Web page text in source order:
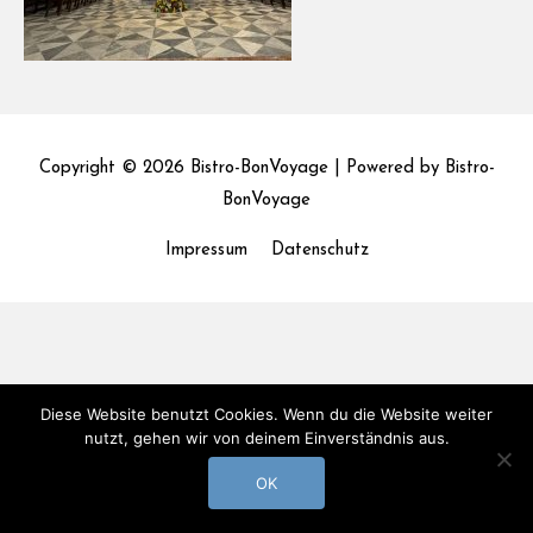
Copyright © 2026 Bistro-BonVoyage| Powered by Bistro-
BonVoyage
Impressum Datenschutz
Diese Website benutzt Cookies. Wenn du die Website weiter
nutzt, gehen wir von deinem Einverständnis aus.
OK